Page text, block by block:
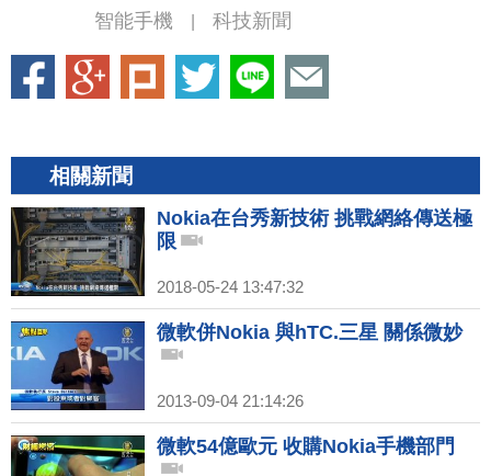
智能手機 科技新聞
相關新聞
Nokia在台秀新技術 挑戰網絡傳送極
限
2018-05-24 13:47:32
微軟併Nokia 與hTC.三星 關係微妙
2013-09-04 21:14:26
微軟54億歐元 收購Nokia手機部門